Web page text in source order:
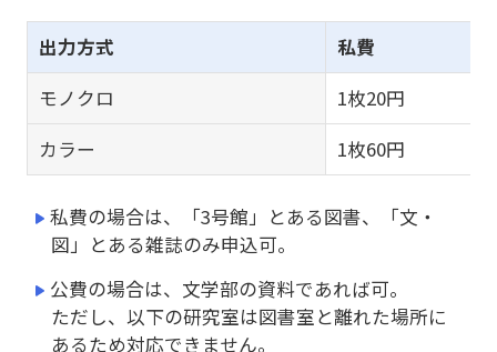
出力方式
私費
モノクロ
1枚20円
カラー
1枚60円
私費の場合は、「3号館」とある図書、「文・
図」とある雑誌のみ申込可。
公費の場合は、文学部の資料であれば可。
ただし、以下の研究室は図書室と離れた場所に
あるため対応できません。